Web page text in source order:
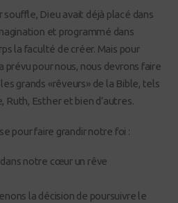
Dieu avait déjà placé dans
et programmé dans
la faculté de créer. Mais pour
prévu pour nous, nous devrons faire
grands «rêveurs» de la Bible, tels
Ruth, Esther et bien d’autres.
pour faire grandir notre foi :
notre cœur un rêve
la décision de poursuivre le